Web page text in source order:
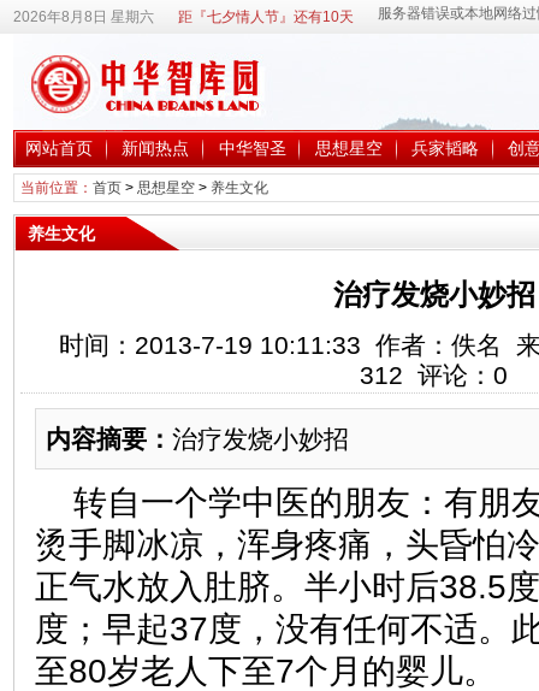
2026年8月8日 星期六 距『七夕情人节』还有10天
网站首页 新闻热点 中华智圣 思想星空 兵家韬略 创
当前位置： 首页> 思想星空> 养生文化
养生文化
治疗发烧小妙招
时间：2013-7-19 10:11:33 作者：佚名
312 评论： 0
内容摘要： 治疗发烧小妙招
转自一个学中医的朋友：有朋
烫手脚冰凉，浑身疼痛，头昏怕
正气水放入肚脐。半小时后38.5
度；早起37度，没有任何不适。
至80岁老人下至7个月的婴儿。